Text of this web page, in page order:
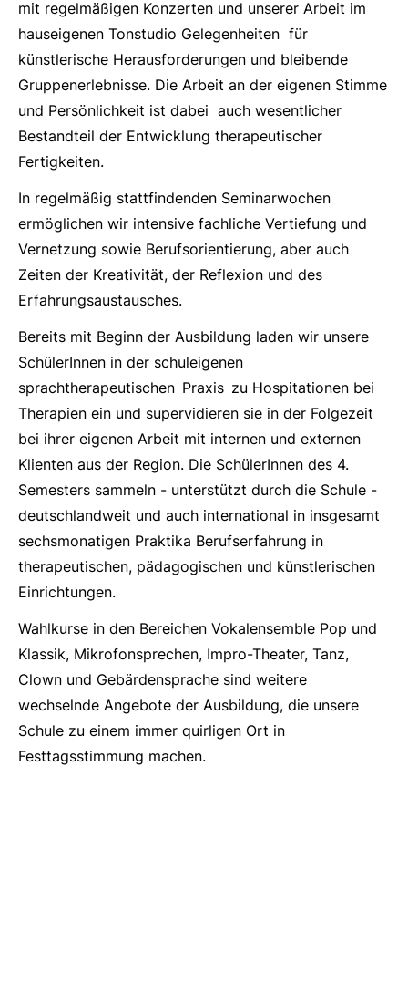
mit regelmäßigen Konzerten und unserer Arbeit im
hauseigenen Tonstudio Gelegenheiten für
künstlerische Herausforderungen und bleibende
Gruppenerlebnisse. Die Arbeit an der eigenen Stimme
und Persönlichkeit ist dabei auch wesentlicher
Bestandteil der Entwicklung therapeutischer
Fertigkeiten.
In regelmäßig stattfindenden Seminarwochen
ermöglichen wir intensive fachliche Vertiefung und
Vernetzung sowie Berufsorientierung, aber auch
Zeiten der Kreativität, der Reflexion und des
Erfahrungsaustausches.
Bereits mit Beginn der Ausbildung laden wir unsere
SchülerInnen in der schuleigenen
sprachtherapeutischen Praxis zu Hospitationen bei
Therapien ein und supervidieren sie in der Folgezeit
bei ihrer eigenen Arbeit mit internen und externen
Klienten aus der Region. Die SchülerInnen des 4.
Semesters sammeln - unterstützt durch die Schule -
deutschlandweit und auch international in insgesamt
sechsmonatigen Praktika Berufserfahrung in
therapeutischen, pädagogischen und künstlerischen
Einrichtungen.
Wahlkurse in den Bereichen Vokalensemble Pop und
Klassik, Mikrofonsprechen, Impro-Theater, Tanz,
Clown und Gebärdensprache sind weitere
wechselnde Angebote der Ausbildung, die unsere
Schule zu einem immer quirligen Ort in
Festtagsstimmung machen.